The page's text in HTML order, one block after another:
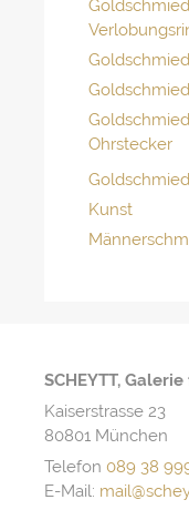
Ohrstecker
Kunst
SCHEYTT,
Kaiserstrasse 23
80801 München
Telefon 089 38
E-Mail: